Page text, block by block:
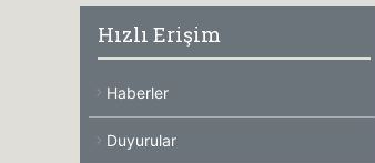
Hızlı Erişim
Haberler
Duyurular